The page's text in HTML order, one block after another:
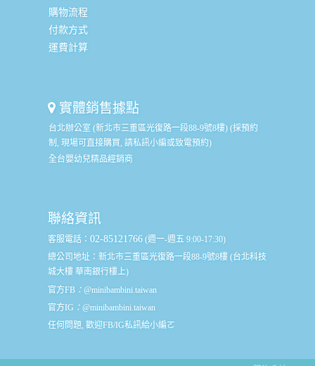
購物流程
付款方式
運費計算
實體銷售據點
台北辦公室 (新北市三重區光復路一段88-9號8樓) (採預約
制, 現場可直接購買, 請私訊小編或致電預約)
全台嬰幼兒精品經銷商
聯絡資訊
客服電話： 02-85121766 (週一-週五 9:00-17:30)
總公司地址： 新北市三重區光復路一段88-9號8樓 (台北科技
城大樓 華南銀行樓上)
官方FB ： @minibambini.taiwan
官方IG ： @minibambini.taiwan
任何問題, 歡迎FB/IG私訊給小編ㄛ